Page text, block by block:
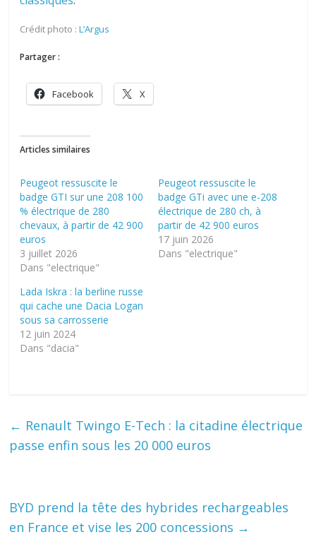
Crédit photo :L’Argus
Partager :
Facebook X
Articles similaires
Peugeot ressuscite le
badge GTI sur une 208 100
% électrique de 280
chevaux, à partir de 42 900
euros
3 juillet 2026
Dans "electrique"
Peugeot ressuscite le
badge GTi avec une e-208
électrique de 280 ch, à
partir de 42 900 euros
17 juin 2026
Dans "electrique"
Lada Iskra : la berline russe
qui cache une Dacia Logan
sous sa carrosserie
12 juin 2024
Dans "dacia"
← Renault Twingo E-Tech : la citadine électrique
passe enfin sous les 20 000 euros
BYD prend la tête des hybrides rechargeables
en France et vise les 200 concessions →